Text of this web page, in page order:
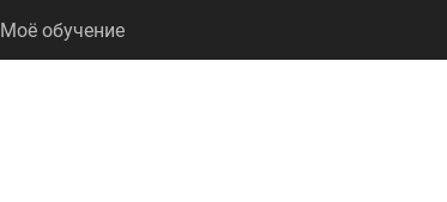
Моё обучение